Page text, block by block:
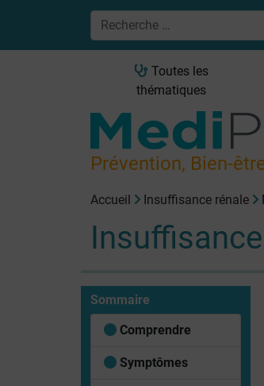
Toutes les
thématiques
Prévention, Bien-
Accueil Insuffisance rénale
Sommaire
Comprendre
Symptômes